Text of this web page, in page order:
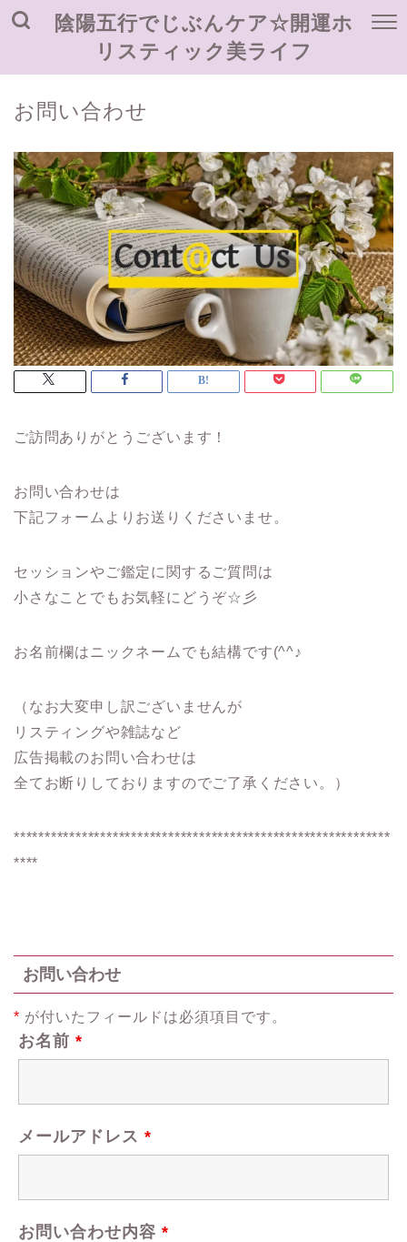
陰陽五行でじぶんケア☆開運ホ
リスティック美ライフ
お問い合わせ
ご訪問ありがとうございます！
お問い合わせは
下記フォームよりお送りくださいませ。
セッションやご鑑定に関するご質問は
小さなことでもお気軽にどうぞ☆彡
お名前欄はニックネームでも結構です(^^♪
（なお大変申し訳ございませんが
リスティングや雑誌など
広告掲載のお問い合わせは
全てお断りしておりますのでご了承ください。）
*************************************************************
****
お問い合わせ
* が付いたフィールドは必須項目です。
お名前 *
メールアドレス *
お問い合わせ内容 *